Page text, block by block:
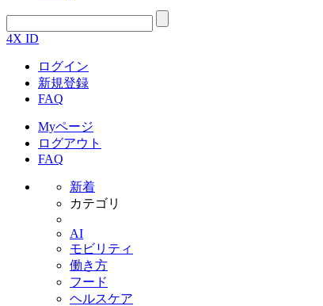
4X ID
ログイン
新規登録
FAQ
Myページ
ログアウト
FAQ
新着
カテゴリ
AI
モビリティ
働き方
フード
ヘルスケア